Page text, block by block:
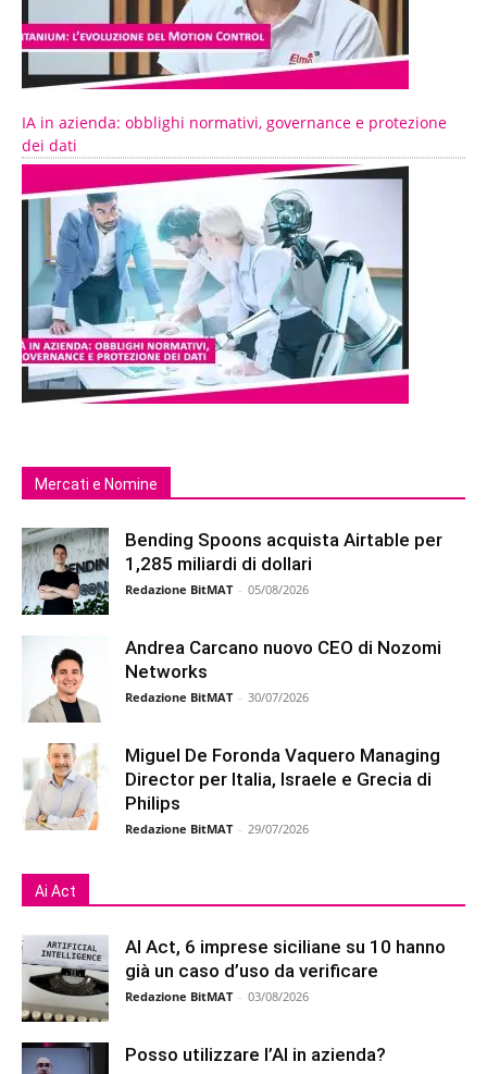
IA in azienda: obblighi normativi, governance e protezione
dei dati
Mercati e Nomine
Bending Spoons acquista Airtable per
1,285 miliardi di dollari
Redazione BitMAT - 05/08/2026
Andrea Carcano nuovo CEO di Nozomi
Networks
Redazione BitMAT - 30/07/2026
Miguel De Foronda Vaquero Managing
Director per Italia, Israele e Grecia di
Philips
Redazione BitMAT - 29/07/2026
Ai Act
AI Act, 6 imprese siciliane su 10 hanno
già un caso d’uso da verificare
Redazione BitMAT - 03/08/2026
Posso utilizzare l’AI in azienda?